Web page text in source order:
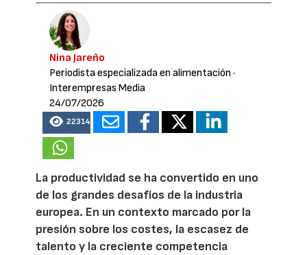
Nina Jareño
Periodista especializada en alimentación ·
Interempresas Media
24/07/2026
22314
La productividad se ha convertido en uno
de los grandes desafíos de la industria
europea. En un contexto marcado por la
presión sobre los costes, la escasez de
talento y la creciente competencia